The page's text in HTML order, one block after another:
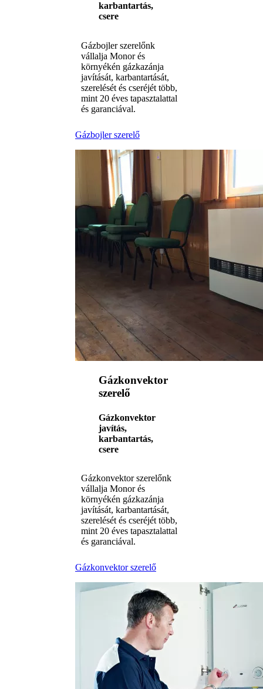
karbantartás,
csere
Gázbojler szerelőnk
vállalja Monor és
környékén gázkazánja
javítását, karbantartását,
szerelését és cseréjét több,
mint 20 éves tapasztalattal
és garanciával.
Gázbojler szerelő
Gázkonvektor
szerelő
Gázkonvektor
javítás,
karbantartás,
csere
Gázkonvektor szerelőnk
vállalja Monor és
környékén gázkazánja
javítását, karbantartását,
szerelését és cseréjét több,
mint 20 éves tapasztalattal
és garanciával.
Gázkonvektor szerelő